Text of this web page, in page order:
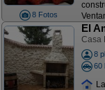
8 Fotos
El
Casa
8
60